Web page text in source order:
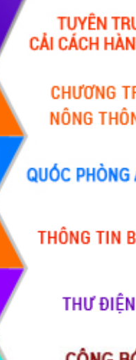
Đắk Lắk
họp thứ
chính, khơi
HĐND
hành chính
hành chính với
UBND tỉnh
việc tại Trung
công xã Ea
số đồng
doanh nghiệp
Lắk phấn
nông thôn
cho nông
bứt phá
lập hồ sơ
sở dữ liệu đất